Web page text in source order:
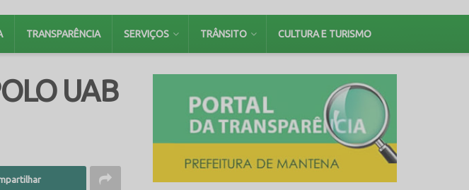
TRANSPARÊNCIA SERVIÇOS TRÂNSITO CULTURA E TURISMO
UAB